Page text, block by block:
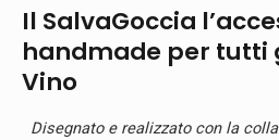
Il SalvaGoccia
handmade per tutti
Vino
Disegnato e realizzato con la